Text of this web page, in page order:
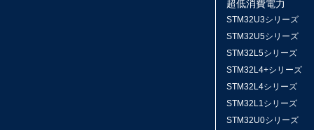
超低消費電力
STM32U3シリーズ
STM32U5シリーズ
STM32L5シリーズ
STM32L4+シリーズ
STM32L4シリーズ
STM32L1シリーズ
STM32U0シリーズ